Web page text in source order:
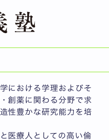
ポリシー
における学理およびそ
創薬に関わる分野で求
性豊かな研究能力を培
医療人としての高い倫